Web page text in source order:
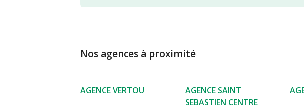
Nos agences à proximité
AGENCE VERTOU
AGENCE SAINT
SEBASTIEN CENTRE